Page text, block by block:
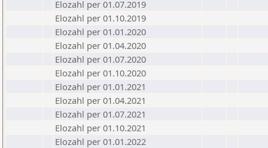
Elozahl per 01.07.2019
Elozahl per 01.10.2019
Elozahl per 01.01.2020
Elozahl per 01.04.2020
Elozahl per 01.07.2020
Elozahl per 01.10.2020
Elozahl per 01.01.2021
Elozahl per 01.04.2021
Elozahl per 01.07.2021
Elozahl per 01.10.2021
Elozahl per 01.01.2022